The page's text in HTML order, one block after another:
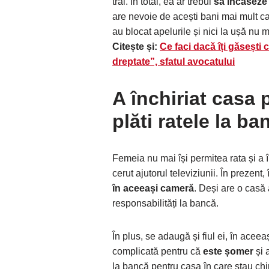
are nevoie de acești bani mai mult
au blocat apelurile și nici la ușă nu
Citește și: Ce faci dacă îți găsești
dreptate”, sfatul avocatului
Aînchiriat casa
plăti ratele la
Femeia nu mai își permitea rata și
cerut ajutorul televiziunii. În
în aceeași cameră. Deși are o casă
responsabilități la bancă.
În plus, se adaugă și fiul ei, în
complicată pentru că este șomer și
la bancă pentru casa în care stau